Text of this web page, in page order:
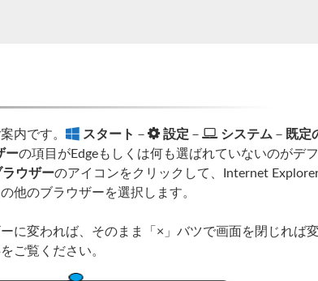
内です。 スタート － 設定 － システム － 既定
ーの項目がEdgeもしくは何も選ばれていないのがデフ
ウザーのアイコンをクリックして、Internet
他のブラウザーを選択します。
に変われば、そのまま「×」バツで画面を閉じれば変
ご覧ください。